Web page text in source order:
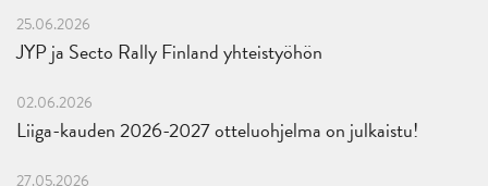
25.06.2026
JYP ja Secto Rally Finland yhteistyöhön
02.06.2026
Liiga-kauden 2026-2027 otteluohjelma on julkaistu!